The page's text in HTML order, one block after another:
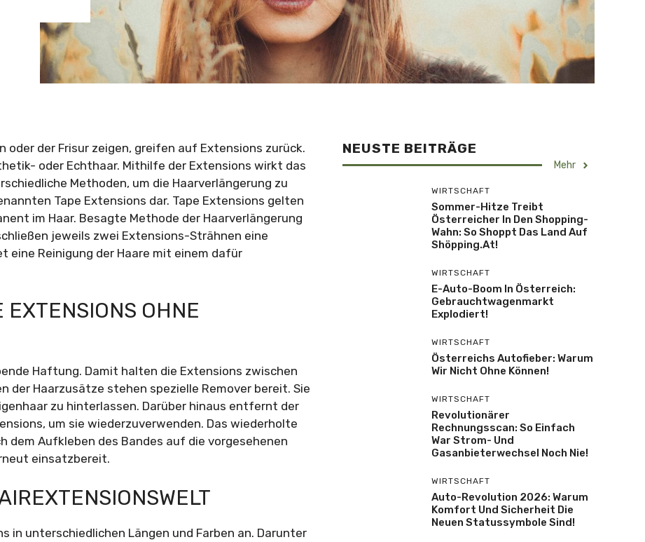
oder der Frisur zeigen, greifen auf Extensions zurück.
oder Echthaar. Mithilfe der Extensions wirkt das
Methoden, um die Haarverlängerung zu
Tape Extensions dar. Tape Extensions gelten
im Haar. Besagte Methode der Haarverlängerung
jeweils zwei Extensions-Strähnen eine
eine Reinigung der Haare mit einem dafür
EXTENSIONS OHNE
Haftung. Damit halten die Extensions zwischen
der Haarzusätze stehen spezielle Remover bereit. Sie
zu hinterlassen. Darüber hinaus entfernt der
um sie wiederzuverwenden. Das wiederholte
dem Aufkleben des Bandes auf die vorgesehenen
einsatzbereit.
in unterschiedlichen Längen und Farben an. Darunter
NEUSTE BEITRÄGE
Mehr
WIRTSCHAFT
Sommer-Hitze Treibt
Österreicher In Den Shopping-
Wahn: So Shoppt Das Land Auf
Shöpping.at!
WIRTSCHAFT
E-Auto-Boom In Österreich:
Gebrauchtwagenmarkt
Explodiert!
WIRTSCHAFT
Österreichs Autofieber: Warum
Wir Nicht Ohne Können!
WIRTSCHAFT
Revolutionärer
Rechnungsscan: So Einfach
War Strom- Und
Gasanbieterwechsel Noch Nie!
WIRTSCHAFT
Auto-Revolution 2026: Warum
Komfort Und Sicherheit Die
Neuen Statussymbole Sind!